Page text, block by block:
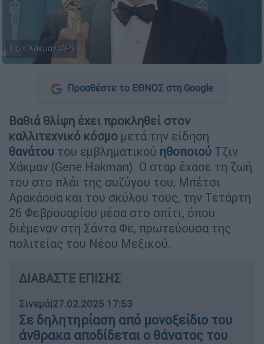
Τζιν Χάκμαν (AP)
Προσθέστε το ΕΘΝΟΣ στη Google
Βαθιά θλίψη έχει προκληθεί στον
καλλιτεχνικό κόσμο μετά την είδηση
θανάτου του εμβληματικού ηθοποιού Τζιν
Χάκμαν (Gene Hakman). Ο σταρ έχασε τη ζωή
του στο πλάι της συζύγου του, Μπέτσι
Αρακάουα και του σκύλου τους, την Τετάρτη
26 Φεβρουαρίου μέσα στο σπίτι, όπου
διέμεναν στη Σάντα Φε, πρωτεύουσα της
πολιτείας του Νέου Μεξικού.
ΔΙΑΒΑΣΤΕ ΕΠΙΣΗΣ
Σινεμά|27.02.2025 17:53
Σε δηλητηρίαση από μονοξείδιο του
άνθρακα αποδίδεται ο θάνατος του